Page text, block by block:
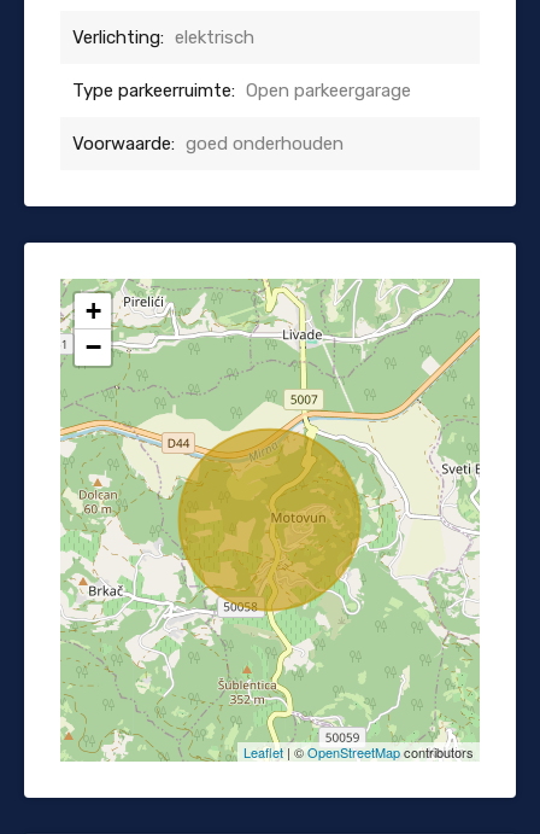
Verlichting: elektrisch
Type parkeerruimte: Open parkeergarage
Voorwaarde: goed onderhouden
+
−
Leaflet | ©OpenStreetMapcontributors